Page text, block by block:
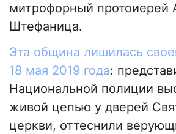
митрофорный протоиерей
Штефаница.
Эта община лишилась
18 мая 2019 года:
Национальной полиции
живой цепью у дверей
церкви, оттеснили